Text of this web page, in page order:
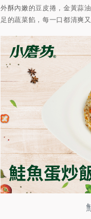
外酥內嫩的豆皮捲，金黃蒜
足的蔬菜餡，每一口都清爽